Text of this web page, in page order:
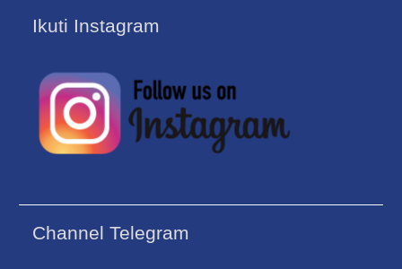
Ikuti Instagram
Channel Telegram